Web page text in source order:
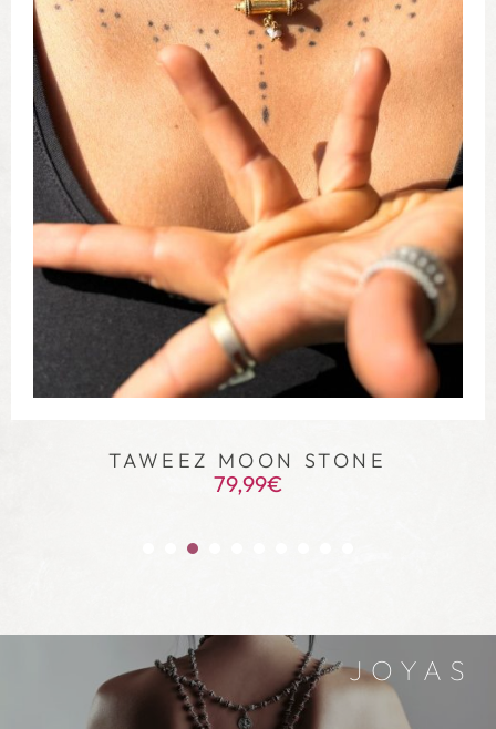
TAWEEZ GARNET
79,99€
JOYAS